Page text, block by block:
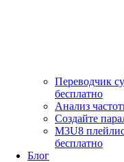
Переводчик
бесплатно
Анализ
Создайте
M3U8
бесплатно
Блог